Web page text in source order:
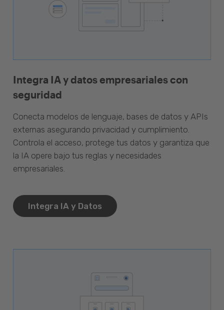
Integra IA y datos empresariales con
seguridad
Conecta modelos de lenguaje, bases de datos y APIs
externas asegurando privacidad y cumplimiento.
Controla el acceso, protege tus datos y garantiza que
la IA opere bajo tus reglas y necesidades
empresariales.
Integra IA y Datos